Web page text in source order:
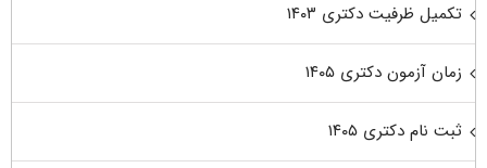
تکمیل ظرفیت دکتری ۱۴۰۳
زمان آزمون دکتری ۱۴۰۵
ثبت نام دکتری ۱۴۰۵